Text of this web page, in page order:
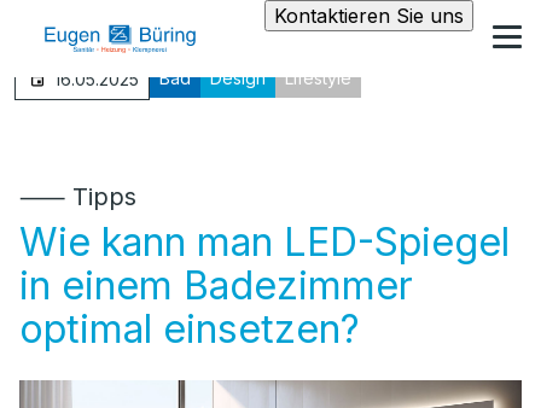
Kontaktieren Sie uns
16.05.2025 Bad Design Lifestyle
⸺ Tipps
Wie kann man LED-Spiegel
in einem Badezimmer
optimal einsetzen?